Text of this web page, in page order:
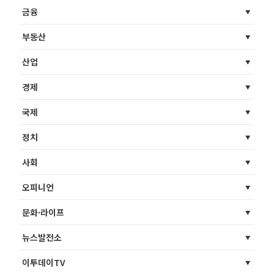
금융
부동산
산업
경제
국제
정치
사회
오피니언
문화·라이프
뉴스발전소
이투데이TV